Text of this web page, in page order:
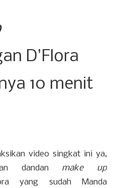
D'Flora
10 menit
video singkat ini ya,
dandan make up
yang sudah Manda